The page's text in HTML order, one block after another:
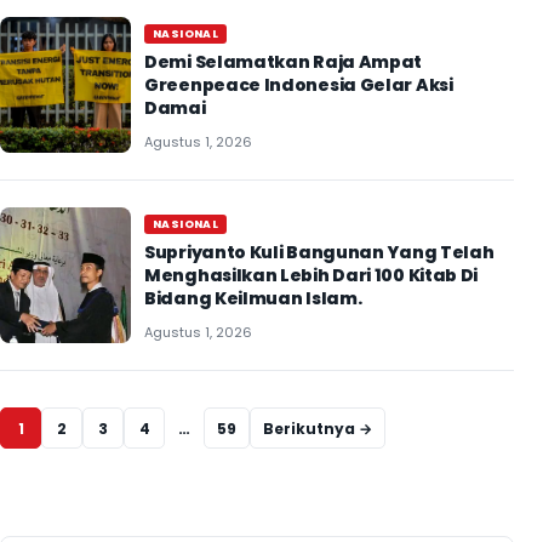
NASIONAL
Demi Selamatkan Raja Ampat
Greenpeace Indonesia Gelar Aksi
Damai
Agustus 1, 2026
NASIONAL
Supriyanto Kuli Bangunan Yang Telah
Menghasilkan Lebih Dari 100 Kitab Di
Bidang Keilmuan Islam.
Agustus 1, 2026
Navigasi halaman
1 2 3 4 … 59 Berikutnya →